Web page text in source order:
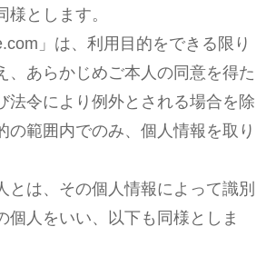
様とします。
」は、利用目的をできる限り
、あらかじめご本人の同意を得た
法令により例外とされる場合を除
の範囲内でのみ、個人情報を取り
とは、その個人情報によって識別
個人をいい、以下も同様としま